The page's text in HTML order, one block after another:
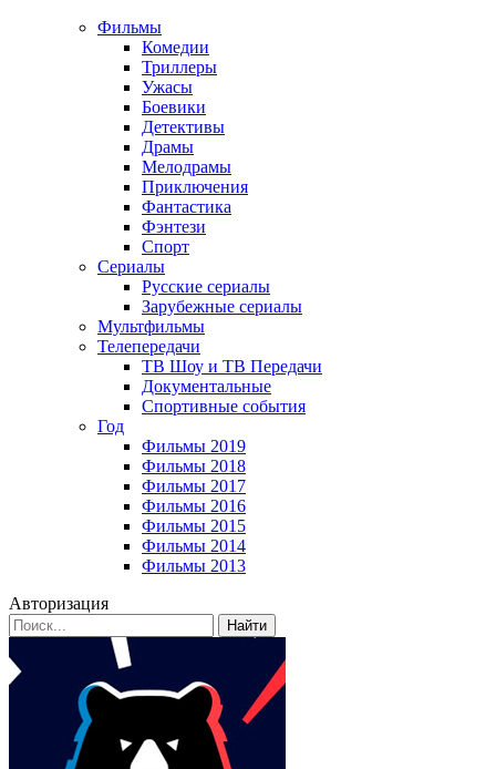
Фильмы
Комедии
Триллеры
Ужасы
Боевики
Детективы
Драмы
Мелодрамы
Приключения
Фантастика
Фэнтези
Спорт
Сериалы
Русские сериалы
Зарубежные сериалы
Мультфильмы
Телепередачи
ТВ Шоу и ТВ Передачи
Документальные
Спортивные события
Год
Фильмы 2019
Фильмы 2018
Фильмы 2017
Фильмы 2016
Фильмы 2015
Фильмы 2014
Фильмы 2013
Авторизация
Найти